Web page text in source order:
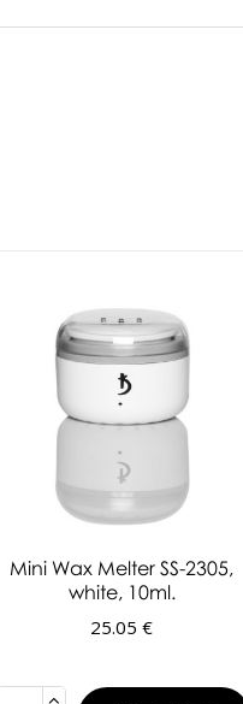
Mini Wax Melter SS-2305,
white, 10ml.
25.05 €